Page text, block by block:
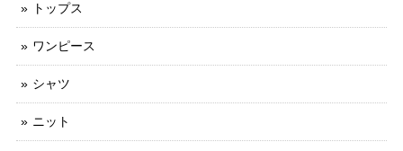
トップス
ワンピース
シャツ
ニット